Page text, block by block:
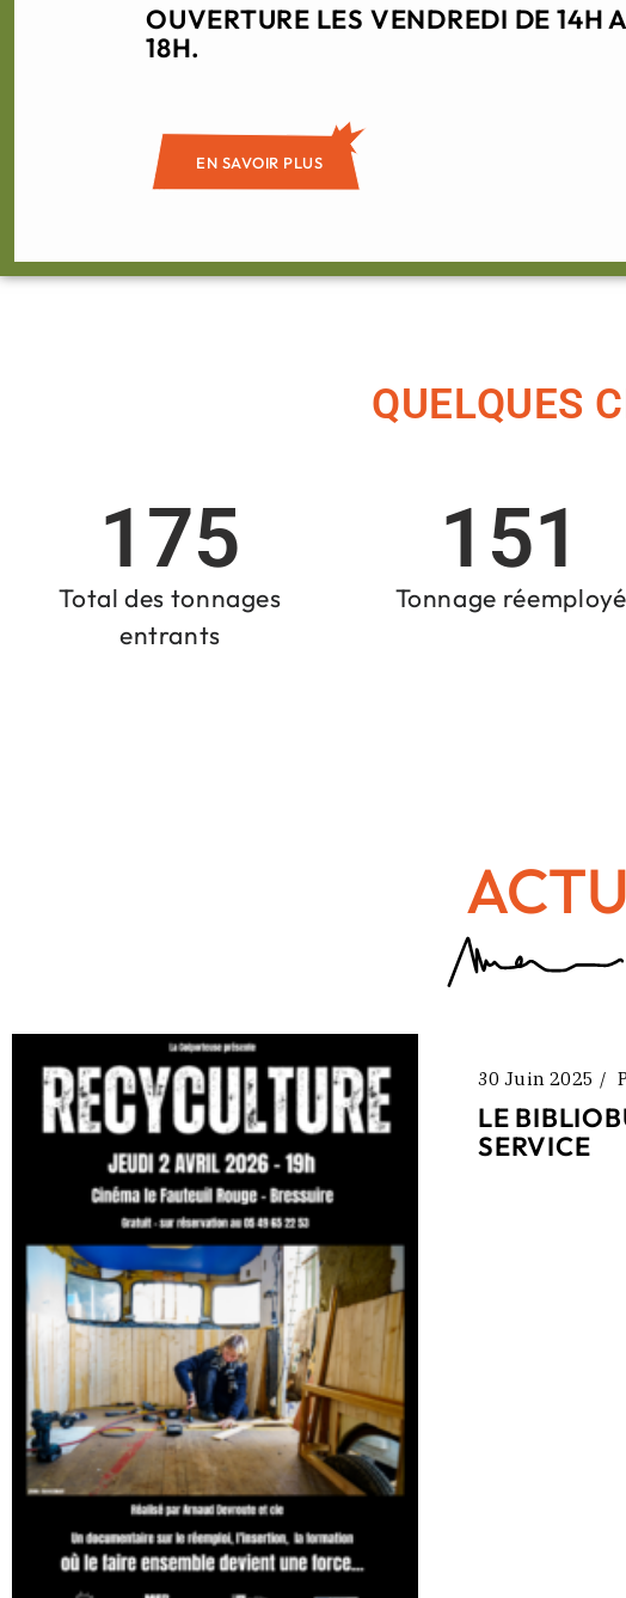
OUVERTURE LES VENDREDI DE 14H A
18H.
EN SAVOIR PLUS
QUELQUES
Total des tonnages
entrants
175
Tonnage réemployé
151
30 Juin 2025
LE
SERVICE